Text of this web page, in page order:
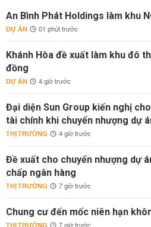
An Bình Phát Holdings làm khu
DỰ ÁN 01 phút trước
Khánh Hòa đề xuất làm khu đô
đồng
DỰ ÁN 4 giờ trước
Đại diện Sun Group kiến nghị
tài chính khi chuyển nhượng dự
THỊ TRƯỜNG 4 giờ trước
Đề xuất cho chuyển nhượng dự
chấp ngân hàng
THỊ TRƯỜNG 7 giờ trước
Chung cư đến mốc niên hạn